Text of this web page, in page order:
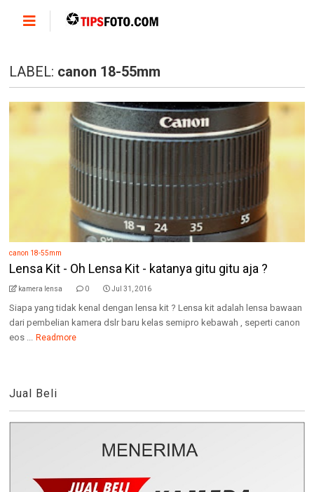
LABEL: canon 18-55mm
canon 18-55mm
Lensa Kit - Oh Lensa Kit - katanya gitu gitu aja ?
kamera lensa 0 Jul 31, 2016
Siapa yang tidak kenal dengan lensa kit ? Lensa kit adalah lensa bawaan
dari pembelian kamera dslr baru kelas semipro kebawah , seperti canon
eos ... Readmore
Jual Beli